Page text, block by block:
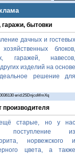
бытовки
дачных и гостевых
блоков,
гаражей, навесов,
изделий на основе
решение для
erid:2SDnjcoMmXq
производителя
старые, но у нас
поступление из
норвежского и
цвета, а также